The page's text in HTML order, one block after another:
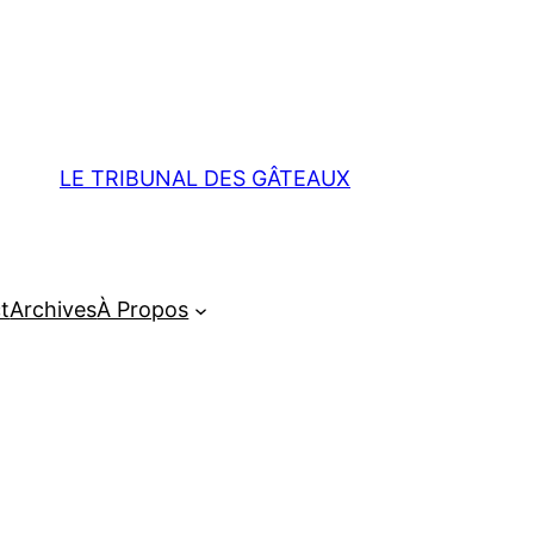
LE TRIBUNAL DES GÂTEAUX
ArchivesÀ Propos